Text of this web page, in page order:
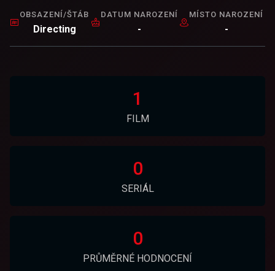
OBSAZENÍ/ŠTÁB
Directing
DATUM NAROZENÍ
-
MÍSTO NAROZENÍ
-
1
FILM
0
SERIÁL
0
PRŮMĚRNÉ HODNOCENÍ